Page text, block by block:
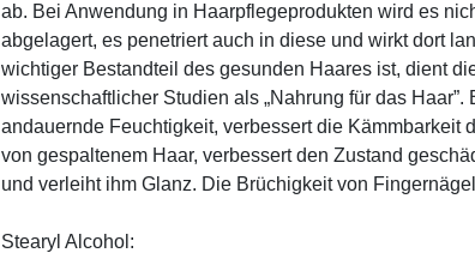
ab. Bei Anwendung in Haarpflegeprodukten wird es
abgelagert, es penetriert auch in diese und wirkt dort
wichtiger Bestandteil des gesunden Haares ist, dient
wissenschaftlicher Studien als „Nahrung für das Haar”.
andauernde Feuchtigkeit, verbessert die Kämmbarkeit
von gespaltenem Haar, verbessert den Zustand
und verleiht ihm Glanz. Die Brüchigkeit von
Stearyl Alcohol: